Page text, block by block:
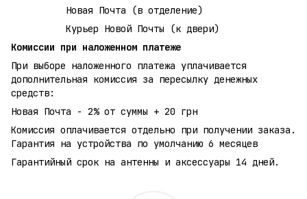
Новая Почта (в отделение)
Курьер Новой Почты (к двери)
Комиссии при наложенном платеже
При выборе наложенного платежа уплачивается
дополнительная комиссия за пересылку денежных
средств:
Новая Почта - 2% от суммы + 20 грн
Комиссия оплачивается отдельно при получении заказа.
Гарантия на устройства по умолчанию 6 месяцев
Гарантийный срок на антенны и аксессуары 14 дней.